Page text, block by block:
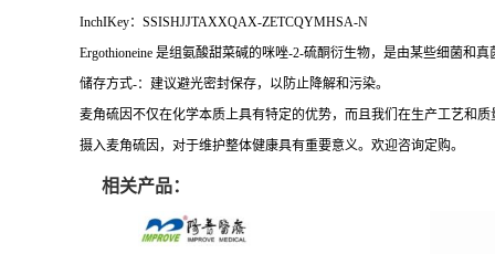
InchIKey：SSISHJJTAXXQAX-ZETCQYMHSA-N
Ergothioneine 是组氨酸甜菜碱的咪唑-2-硫酮衍生物，是由某些细菌和真
储存方式-：建议避光密封保存，以防止降解和污染。
麦角硫因不仅在化学本质上具有特定的优势，而且我们在生产工艺和
摄入麦角硫因，对于维护整体健康具有重要意义。欢迎咨询定购。
相关产品：